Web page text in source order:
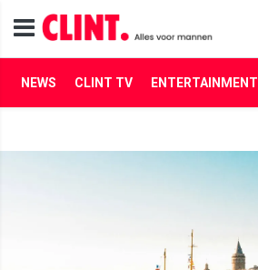
NEWS CLINT TV ENTERTAINMENT